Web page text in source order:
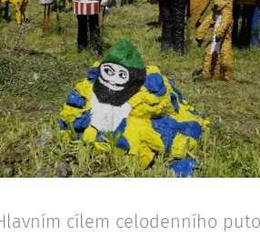
cílem celodenního